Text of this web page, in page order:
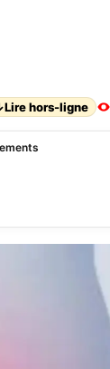
Lire hors-ligne